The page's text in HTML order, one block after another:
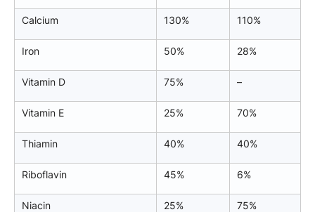
Calcium 130% 110%
Iron 50% 28%
Vitamin D 75% –
Vitamin E 25% 70%
Thiamin 40% 40%
Riboflavin 45% 6%
Niacin 25% 75%